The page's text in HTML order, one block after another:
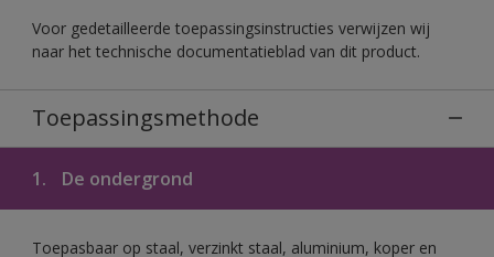
Voor gedetailleerde toepassingsinstructies verwijzen wij
naar het technische documentatieblad van dit product.
Toepassingsmethode
1. De ondergrond
Toepasbaar op staal, verzinkt staal, aluminium, koper en